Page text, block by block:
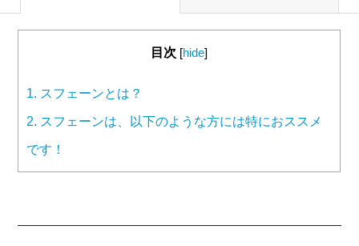
目次 [hide]
1. スフェーンとは？
2. スフェーンは、以下のような方には特におススメ
です！